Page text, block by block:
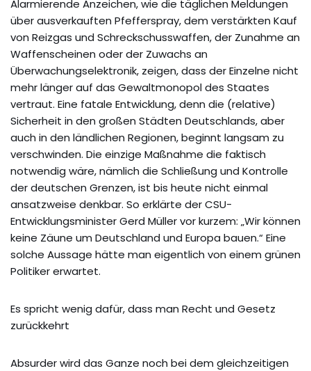
Alarmierende Anzeichen, wie die täglichen Meldungen
über ausverkauften Pfefferspray, dem verstärkten Kauf
von Reizgas und Schreckschusswaffen, der Zunahme an
Waffenscheinen oder der Zuwachs an
Überwachungselektronik, zeigen, dass der Einzelne nicht
mehr länger auf das Gewaltmonopol des Staates
vertraut. Eine fatale Entwicklung, denn die (relative)
Sicherheit in den großen Städten Deutschlands, aber
auch in den ländlichen Regionen, beginnt langsam zu
verschwinden. Die einzige Maßnahme die faktisch
notwendig wäre, nämlich die Schließung und Kontrolle
der deutschen Grenzen, ist bis heute nicht einmal
ansatzweise denkbar. So erklärte der CSU-
Entwicklungsminister Gerd Müller vor kurzem: „Wir können
keine Zäune um Deutschland und Europa bauen.“ Eine
solche Aussage hätte man eigentlich von einem grünen
Politiker erwartet.
Es spricht wenig dafür, dass man Recht und Gesetz
zurückkehrt
Absurder wird das Ganze noch bei dem gleichzeitigen